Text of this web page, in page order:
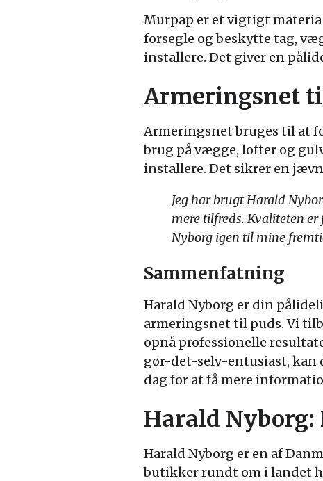
Murpap er et vigtigt
forsegle og beskytte tag,
installere. Det giver en
Armeringsnet
Armeringsnet bruges til at
brug på vægge, lofter og
installere. Det sikrer en
Jeg har brugt Harald
mere tilfreds. Kvaliteten
Nyborg igen til mine
Sammenfatning
Harald Nyborg er din
armeringsnet til puds. Vi
opnå professionelle
gør-det-selv-entusiast, kan
dag for at få mere
Harald
Harald Nyborg er en af
butikker rundt om i landet